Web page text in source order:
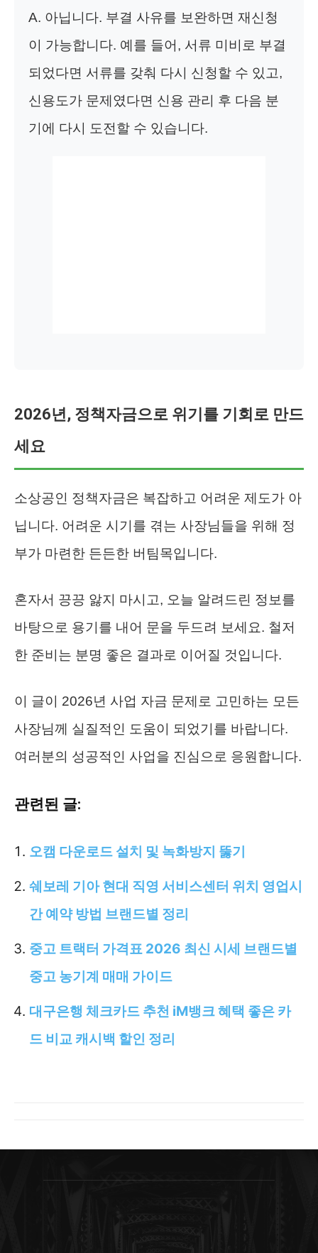
A. 아닙니다. 부결 사유를 보완하면 재신청
이 가능합니다. 예를 들어, 서류 미비로 부결
되었다면 서류를 갖춰 다시 신청할 수 있고,
신용도가 문제였다면 신용 관리 후 다음 분
기에 다시 도전할 수 있습니다.
2026년, 정책자금으로 위기를 기회로 만드
세요
소상공인 정책자금은 복잡하고 어려운 제도가 아
닙니다. 어려운 시기를 겪는 사장님들을 위해 정
부가 마련한 든든한 버팀목입니다.
혼자서 끙끙 앓지 마시고, 오늘 알려드린 정보를
바탕으로 용기를 내어 문을 두드려 보세요. 철저
한 준비는 분명 좋은 결과로 이어질 것입니다.
이 글이 2026년 사업 자금 문제로 고민하는 모든
사장님께 실질적인 도움이 되었기를 바랍니다.
여러분의 성공적인 사업을 진심으로 응원합니다.
관련된 글:
오캠 다운로드 설치 및 녹화방지 뚫기
쉐보레 기아 현대 직영 서비스센터 위치 영업시
간 예약 방법 브랜드별 정리
중고 트랙터 가격표 2026 최신 시세 브랜드별
중고 농기계 매매 가이드
대구은행 체크카드 추천 iM뱅크 혜택 좋은 카
드 비교 캐시백 할인 정리